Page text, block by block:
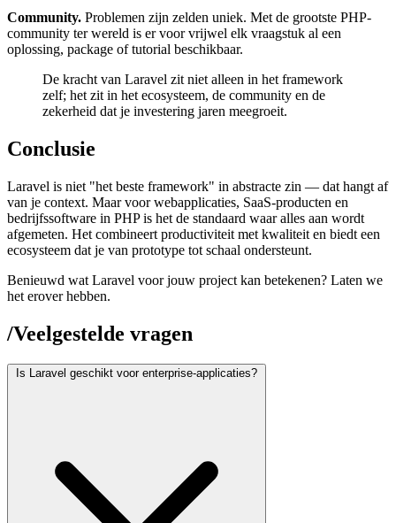
Community. Problemen zijn zelden uniek. Met de grootste PHP-
community ter wereld is er voor vrijwel elk vraagstuk al een
oplossing, package of tutorial beschikbaar.
De kracht van Laravel zit niet alleen in het framework
zelf; het zit in het ecosysteem, de community en de
zekerheid dat je investering jaren meegroeit.
Conclusie
Laravel is niet "het beste framework" in abstracte zin — dat hangt af
van je context. Maar voor webapplicaties, SaaS-producten en
bedrijfssoftware in PHP is het de standaard waar alles aan wordt
afgemeten. Het combineert productiviteit met kwaliteit en biedt een
ecosysteem dat je van prototype tot schaal ondersteunt.
Benieuwd wat Laravel voor jouw project kan betekenen? Laten we
het erover hebben.
/Veelgestelde vragen
Is Laravel geschikt voor enterprise-applicaties?